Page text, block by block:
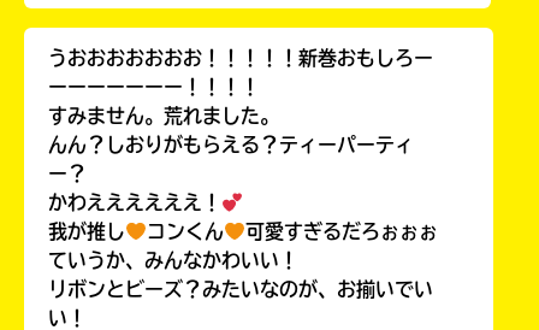
うおおおおおおお！！！！！新巻おもしろー
ーーーーーーー！！！！
すみません。荒れました。
んん？しおりがもらえる？ティーパーティ
ー？
かわええええええ！
我が推し
コンくん
可愛すぎるだろぉぉぉ
ていうか、みんなかわいい！
リボンとビーズ？みたいなのが、お揃いでい
い！